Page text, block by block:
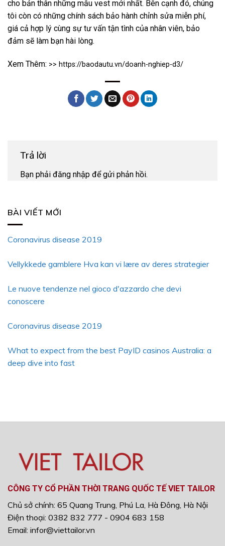
BÀI VIẾT MỚI
Coronavirus disease 2019
Vellykkede gamblere Hva kan vi lære av deres strategier
Le nuove tendenze nel gioco d'azzardo che devi
conoscere
Coronavirus disease 2019
What to expect from the best PayID casinos Australia: a
deep dive into fast
cho bản thân những mẫu vest mới nhất. Bên cạnh đó, chúng
tôi còn có những chính sách bảo hành chỉnh sửa miễn phí,
giá cả hợp lý cùng sự tư vấn tận tình của nhân viên, bảo
đảm sẽ làm bạn hài lòng.
Xem Thêm: >> https://baodautu.vn/doanh-nghiep-d3/
Trả lời
Bạn phải đăng nhập để gửi phản hồi.
CÔNG TY CỔ PHẦN THỜI TRANG QUỐC TẾ VIET TAILOR
Chủ sở chính: 65 Quang Trung, Phú La, Hà Đông, Hà Nội
Điện thoại: 0382 832 777 - 0904 683 158
Email: infor@viettailor.vn